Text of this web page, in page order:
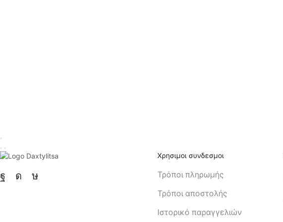
Χρησιμοι συνδεσμοι
Τρόποι πληρωμής
Τρόποι αποστολής
Ιστορικό παραγγελιών